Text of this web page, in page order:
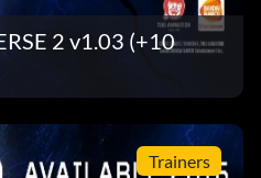
2 v1.03 (+10
Trainers